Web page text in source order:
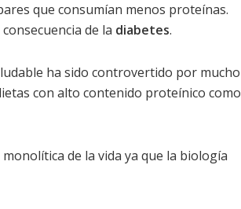
que consumían menos proteínas.
de la diabetes.
ha sido controvertido por mucho
con alto contenido proteínico como
de la vida ya que la biología